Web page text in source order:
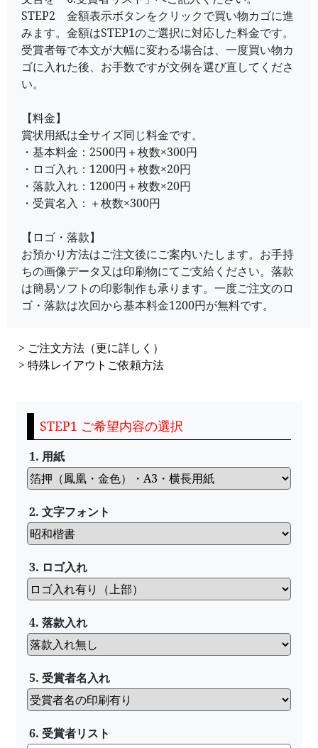
STEP2 金額表示ボタンをクリックで買い物カゴに進
みます。金額はSTEP1のご選択に対応した料金です。
受賞者毎で本文が大幅に変わる場合は、一度買い物カ
ゴに入れた後、お手数ですが文例を選び直してくださ
い。
【料金】
賞状用紙は全サイズ同じ料金です。
・基本料金：2500円＋枚数×300円
・ロゴ入れ：1200円＋枚数×20円
・落款入れ：1200円＋枚数×20円
・受賞名入：＋枚数×300円
【ロゴ・落款】
お預かり方法はご注文後にご案内いたします。お手持
ちの画像データ又は印刷物にてご支給ください。落款
は簡易ソフトの印影制作も承ります。一度ご注文のロ
ゴ・落款は次回から基本料金1200円が無料です。
> ご注文方法（更に詳しく）
> 特殊レイアウトご依頼方法
STEP1 ご希望内容の選択
1. 用紙
2. 文字フォント
3. ロゴ入れ
4. 落款入れ
5. 受賞者名入れ
6. 受賞者リスト